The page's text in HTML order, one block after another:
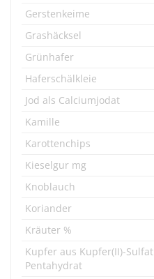
Gerstenkeime
Grashäcksel
Grünhafer
Haferschälkleie
Jod als Calciumjodat
Kamille
Karottenchips
Kieselgur mg
Knoblauch
Koriander
Kräuter %
Kupfer aus Kupfer(II)-Sulfat
Pentahydrat